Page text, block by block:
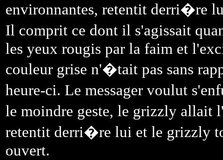
environnantes, retentit derri�re
Il comprit ce dont il s'agissait
les yeux rougis par la faim et
couleur grise n'�tait pas sans
heure-ci. Le messager voulut
le moindre geste, le grizzly allait
retentit derri�re lui et le grizzly
ouvert.